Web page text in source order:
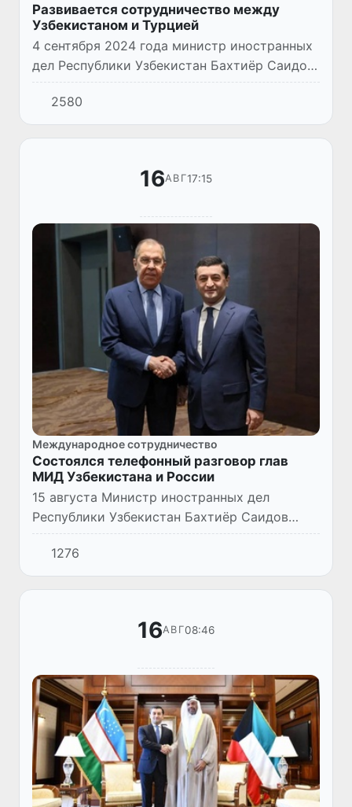
Развивается сотрудничество между
Узбекистаном и Турцией
4 сентября 2024 года министр иностранных
дел Республики Узбекистан Бахтиёр Саидов
принял заместителя министра иностранных
дел Турецкой Республики Нуха Йылмаза,
прибывшего в Ташкент...
2580
16АВГ17:15
Международное сотрудничество
Состоялся телефонный разговор глав
МИД Узбекистана и России
15 августа Министр иностранных дел
Республики Узбекистан Бахтиёр Саидов
провел телефонный разговор с Министром
иностранных дел Российской Федерации
Сергеем Лавровым.
1276
16АВГ08:46